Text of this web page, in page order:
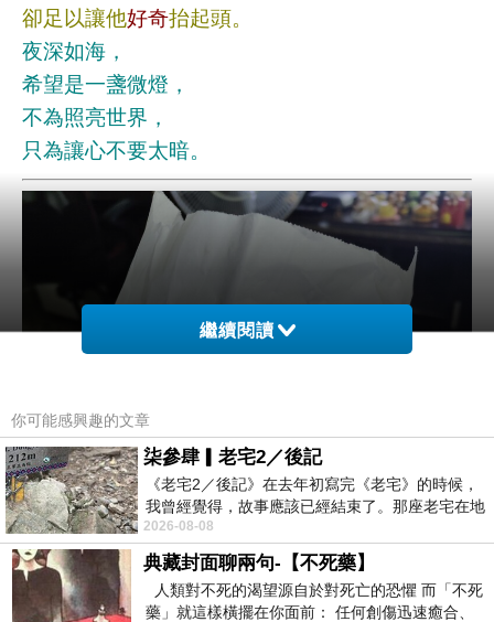
卻足以讓他好奇抬起頭。
夜深如海，
希望是一盞微燈，
不為照亮世界，
只為讓心不要太暗。
繼續閱讀
你可能感興趣的文章
柒參肆▎老宅2／後記
《老宅2／後記》在去年初寫完《老宅》的時候，
我曾經覺得，故事應該已經結束了。那座老宅在地
震中倒塌，七個人終於離開那片黑暗，
2026-08-08
典藏封面聊兩句-【不死藥】
人類對不死的渴望源自於對死亡的恐懼 而「不死
藥」就這樣橫擺在你面前： 任何創傷迅速癒合、